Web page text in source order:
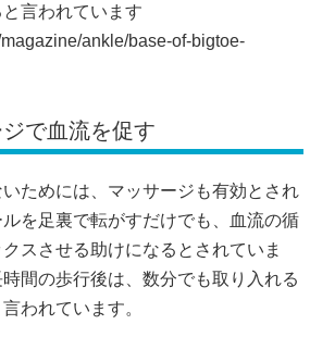
言われています
ankle/base-of-bigtoe-
で血流を促す
ためには、マッサージも有効とされ
を足裏で転がすだけでも、血流の循
スさせる助けになるとされていま
間の歩行後は、数分でも取り入れる
われています。